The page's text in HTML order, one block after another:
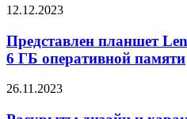
и
Ultra
2
с
RTX
4060
Представлен
Lenovo
Xiaoxin
Pad
с
12.12.2023
Представлен планшет
6 ГБ оперативной памяти
Раскрыты
26.11.2023